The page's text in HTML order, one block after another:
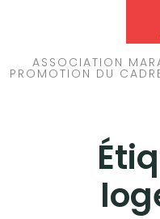
ASSOCIATION
PROMOTION DU